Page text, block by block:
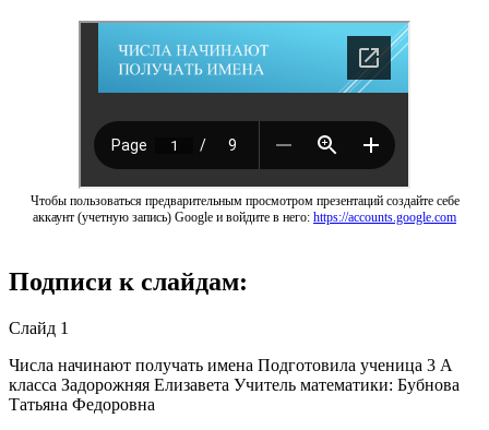
Чтобы пользоваться предварительным просмотром презентаций создайте себе
аккаунт (учетную запись) Google и войдите в него: https://accounts.google.com
Подписи к слайдам:
Слайд 1
Числа начинают получать имена Подготовила ученица 3 А
класса Задорожняя Елизавета Учитель математики: Бубнова
Татьяна Федоровна